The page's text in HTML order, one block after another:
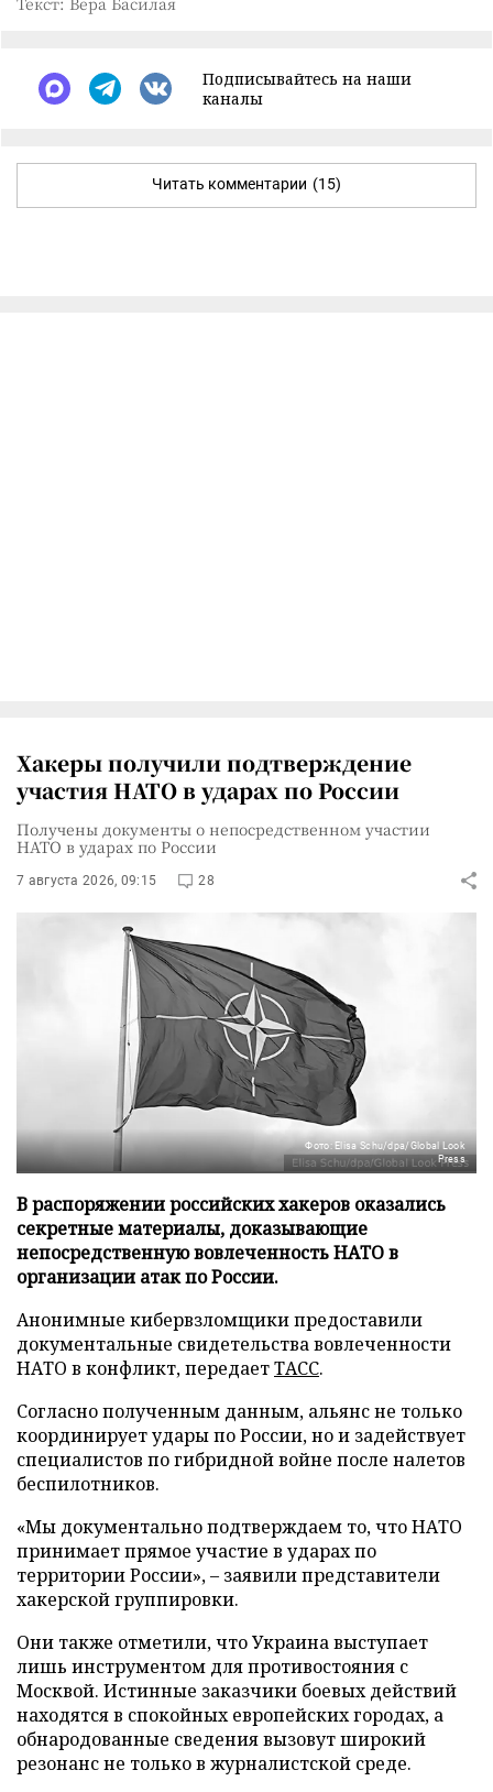
Подписывайтесь на наши
каналы
Читать комментарии (15)
Хакеры получили подтверждение
участия НАТО в ударах по России
Получены документы о непосредственном участии
НАТО в ударах по России
7 августа 2026, 09:15 28
Фото: Elisa Schu/dpa/Global Look
Press
В распоряжении российских хакеров оказались
секретные материалы, доказывающие
непосредственную вовлеченность НАТО в
организации атак по России.
Анонимные кибервзломщики предоставили
документальные свидетельства вовлеченности
НАТО в конфликт, передаетТАСС.
Согласно полученным данным, альянс не только
координирует удары по России, но и задействует
специалистов по гибридной войне после налетов
беспилотников.
«Мы документально подтверждаем то, что НАТО
принимает прямое участие в ударах по
территории России», – заявили представители
хакерской группировки.
Они также отметили, что Украина выступает
лишь инструментом для противостояния с
Москвой. Истинные заказчики боевых действий
находятся в спокойных европейских городах, а
обнародованные сведения вызовут широкий
резонанс не только в журналистской среде.